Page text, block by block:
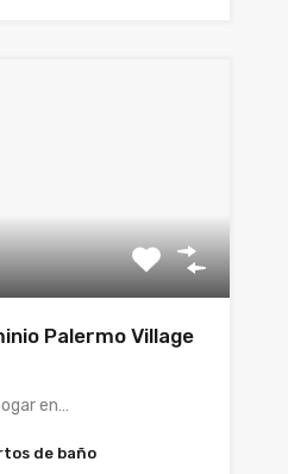
Palermo Village
en…
de baño